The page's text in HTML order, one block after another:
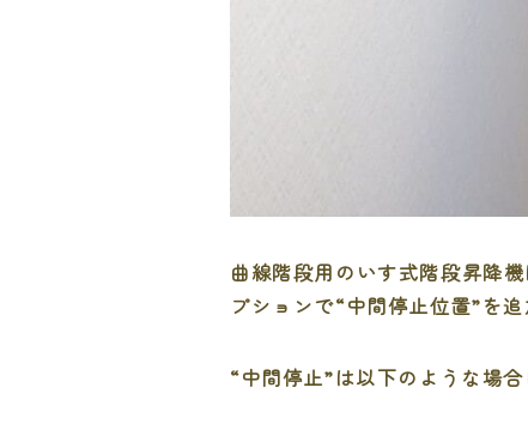
曲線階段用のいす式階段昇降
プションで“中間停止位置”を追
“中間停止”は以下のような場合